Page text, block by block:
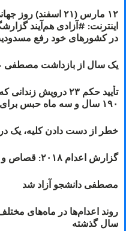
۱۲ مارس (۲۱ اسفند)
در کشورهای خود رفع
یک سال از بازداشت مصطفی
تأیید حکم ۲۳ درویش
۱۹۰ سال و سه ماه حبس برای ۲۳ درویش گنابادی قطعی شد
خطر از دست دادن کلیه، یک
گزارش اعدام ۲۰۱۸: قصاص و بخشش
مصطفی دانشجو آزاد شد
سال گذشته